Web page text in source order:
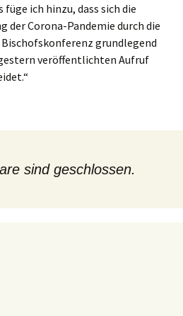
füge ich hinzu, dass sich die
der Corona-Pandemie durch die
Bischofskonferenz grundlegend
veröffentlichten Aufruf
sind geschlossen.